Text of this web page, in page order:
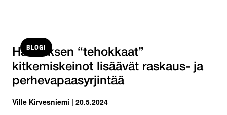
BLOGI
Hallituksen “tehokkaat”
kitkemiskeinot lisäävät raskaus- ja
perhevapaasyrjintää
Ville Kirvesniemi | 20.5.2024